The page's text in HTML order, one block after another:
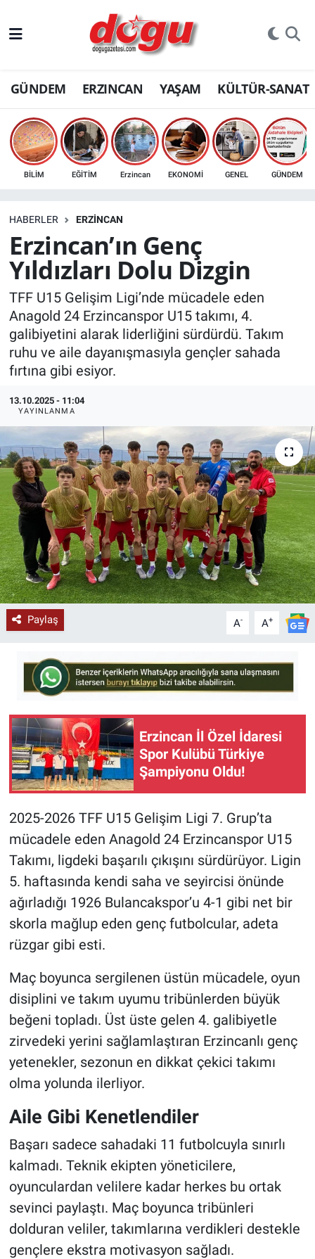
GÜNDEM ERZINCAN YAŞAM KÜLTÜR-SANAT
BİLİM EĞİTİM Erzincan EKONOMİ GENEL GÜNDEM
HABERLER ERZINCAN
Erzincan’ın Genç
Yıldızları Dolu Dizgin
TFF U15 Gelişim Ligi’nde mücadele eden
Anagold 24 Erzincanspor U15 takımı, 4.
galibiyetini alarak liderliğini sürdürdü. Takım
ruhu ve aile dayanışmasıyla gençler sahada
fırtına gibi esiyor.
13.10.2025 - 11:04
YAYINLANMA
Paylaş A- A+
Erzincan İl Özel İdaresi
Spor Kulübü Türkiye
Şampiyonu Oldu!
2025-2026 TFF U15 Gelişim Ligi 7. Grup’ta
mücadele eden Anagold 24 Erzincanspor U15
Takımı, ligdeki başarılı çıkışını sürdürüyor. Ligin
5. haftasında kendi saha ve seyircisi önünde
ağırladığı 1926 Bulancakspor’u 4-1 gibi net bir
skorla mağlup eden genç futbolcular, adeta
rüzgar gibi esti.
Maç boyunca sergilenen üstün mücadele, oyun
disiplini ve takım uyumu tribünlerden büyük
beğeni topladı. Üst üste gelen 4. galibiyetle
zirvedeki yerini sağlamlaştıran Erzincanlı genç
yetenekler, sezonun en dikkat çekici takımı
olma yolunda ilerliyor.
Aile Gibi Kenetlendiler
Başarı sadece sahadaki 11 futbolcuyla sınırlı
kalmadı. Teknik ekipten yöneticilere,
oyunculardan velilere kadar herkes bu ortak
sevinci paylaştı. Maç boyunca tribünleri
dolduran veliler, takımlarına verdikleri destekle
gençlere ekstra motivasyon sağladı.
ERZINCAN
GÜNDEM
ERZİNCAN FOTOĞRAFLARI
SAĞLIK
EKONOMİ
Bilim, teknoloji
GENEL
KÜLTÜR-SANAT
Yerel Haber
Politika
SPOR
YAŞAM
RESMİ İLAN